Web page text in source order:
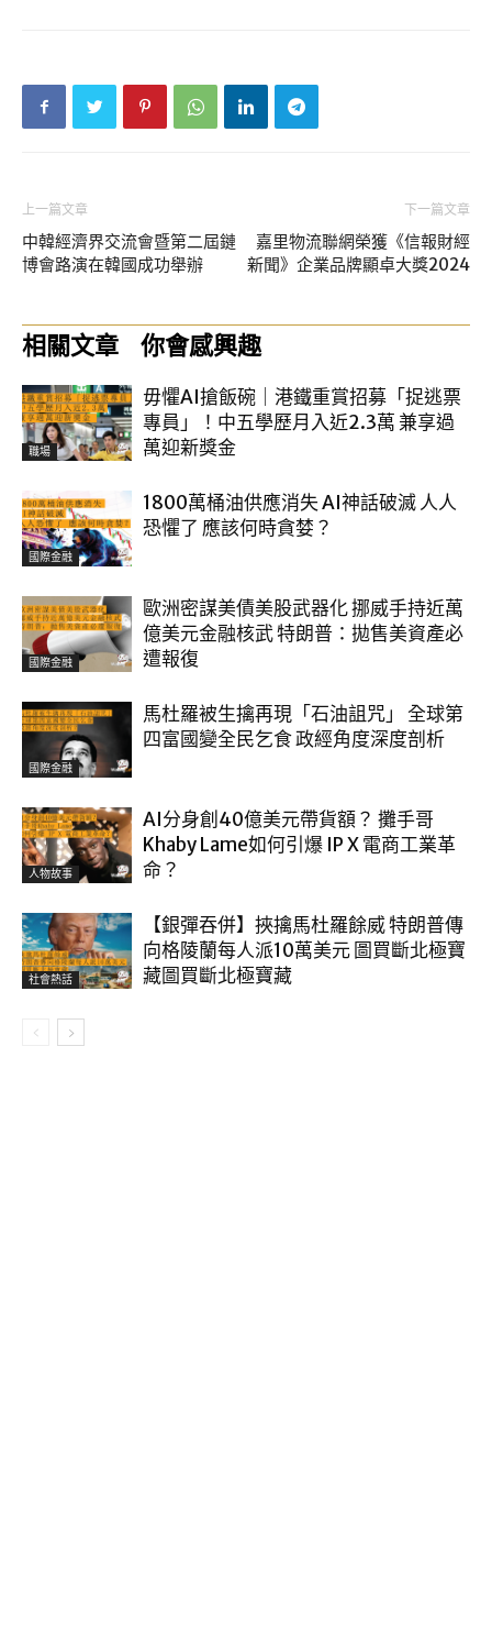
上一篇文章
中韓經濟界交流會暨第二屆鏈
博會路演在韓國成功舉辦
下一篇文章
嘉里物流聯網榮獲《信報財經
新聞》企業品牌顯卓大獎2024
相關文章 你會感興趣
職場
毋懼AI搶飯碗｜港鐵重賞招募「捉逃票
專員」！中五學歷月入近2.3萬 兼享過
萬迎新獎金
國際金融
1800萬桶油供應消失 AI神話破滅 人人
恐懼了 應該何時貪婪？
國際金融
歐洲密謀美債美股武器化 挪威手持近萬
億美元金融核武 特朗普：拋售美資產必
遭報復
國際金融
馬杜羅被生擒再現「石油詛咒」 全球第
四富國變全民乞食 政經角度深度剖析
人物故事
AI分身創40億美元帶貨額？ 攤手哥
Khaby Lame如何引爆 IP X 電商工業革
命？
社會熱話
【銀彈吞併】挾擒馬杜羅餘威 特朗普傳
向格陵蘭每人派10萬美元 圖買斷北極寶
藏圖買斷北極寶藏